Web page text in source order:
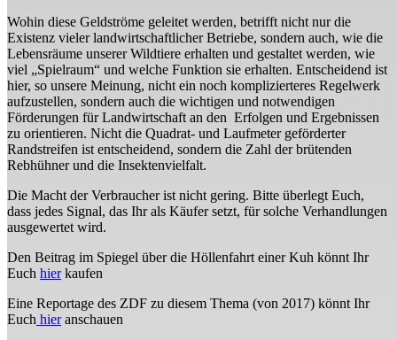
Wohin diese Geldströme geleitet werden, betrifft nicht nur die
Existenz vieler landwirtschaftlicher Betriebe, sondern auch, wie die
Lebensräume unserer Wildtiere erhalten und gestaltet werden, wie
viel „Spielraum“ und welche Funktion sie erhalten. Entscheidend ist
hier, so unsere Meinung, nicht ein noch komplizierteres Regelwerk
aufzustellen, sondern auch die wichtigen und notwendigen
Förderungen für Landwirtschaft an den Erfolgen und Ergebnissen
zu orientieren. Nicht die Quadrat- und Laufmeter geförderter
Randstreifen ist entscheidend, sondern die Zahl der brütenden
Rebhühner und die Insektenvielfalt.
Die Macht der Verbraucher ist nicht gering. Bitte überlegt Euch,
dass jedes Signal, das Ihr als Käufer setzt, für solche Verhandlungen
ausgewertet wird.
Den Beitrag im Spiegel über die Höllenfahrt einer Kuh könnt Ihr
Euch hierkaufen
Eine Reportage des ZDF zu diesem Thema (von 2017) könnt Ihr
Euch hieranschauen